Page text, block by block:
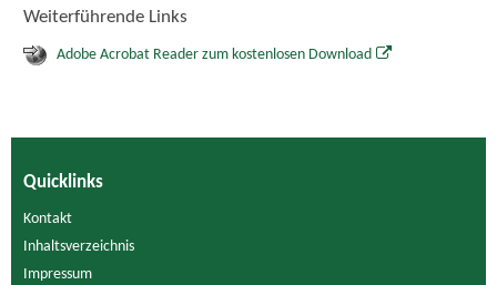
Weiterführende Links
Adobe Acrobat Reader zum kostenlosen Download
Quicklinks
Kontakt
Inhaltsverzeichnis
Impressum